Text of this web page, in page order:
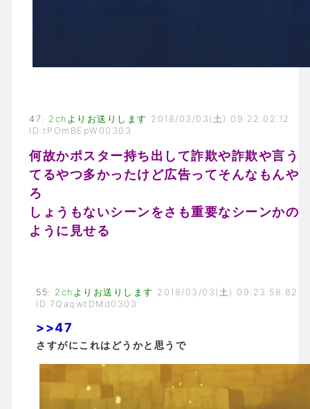
47: 2chよりお送りします 2018/03/03(土) 09:22:02.12
ID:tPOmBEpW00303
何故かポスター持ち出して詐欺や詐欺や言う
てるやつ多かったけど広告ってそんなもんや
ろ
しょうもないシーンをさも重要なシーンかの
ように見せる
55: 2chよりお送りします 2018/03/03(土) 09:23:58.82
ID:7QaqwtDMd0303
>>47
さすがにこれはどうかと思うで